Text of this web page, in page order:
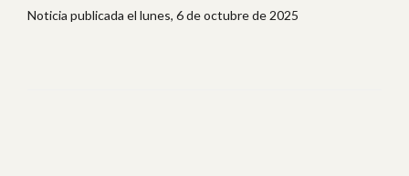
Noticia publicada el lunes, 6 de octubre de 2025